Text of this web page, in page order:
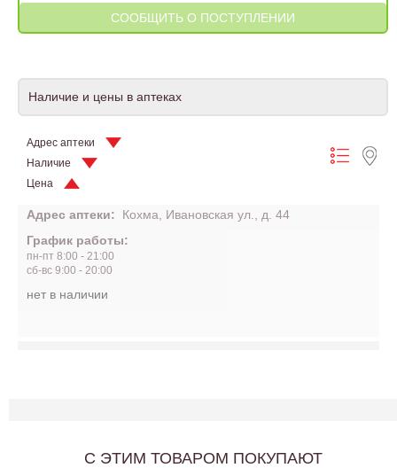
Наличие и цены в аптеках
Адрес аптеки
Наличие
Цена
Адрес аптеки:
Кохма, Ивановская ул., д. 44
График работы:
пн-пт 8:00 - 21:00
сб-вс 9:00 - 20:00
нет в наличии
C ЭТИМ ТОВАРОМ ПОКУПАЮТ